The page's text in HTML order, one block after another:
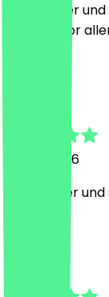
Sehr netter
lecker - vor
12 July 2026
Sehr lecker